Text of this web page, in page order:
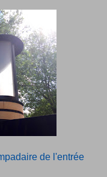
de l'entrée